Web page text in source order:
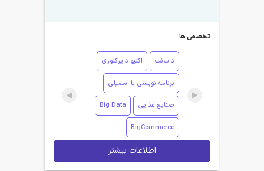
تخصص ها
دات‌نت اکتیو دایرکتوری
برنامه نویسی با اسمبلی
صنایع غذایی Big Data
BigCommerce
اطلاعات بیشتر